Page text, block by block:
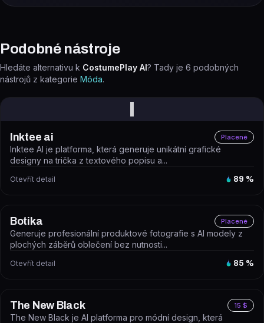
Podobné nástroje
Hledáte alternativu k CostumePlay AI? Tady je 6 podobných
nástrojů z kategorie Móda.
I
Inktee ai Placené
Inktee AI je platforma, která generuje unikátní grafické
designy na trička z textového popisu a...
Otevřít detail 89 %
Botika Placené
Generuje profesionální produktové fotografie s AI modely z
plochých záběrů oblečení bez nutnosti...
Otevřít detail 85 %
The New Black 15 $
The New Black je AI platforma pro módní design, která